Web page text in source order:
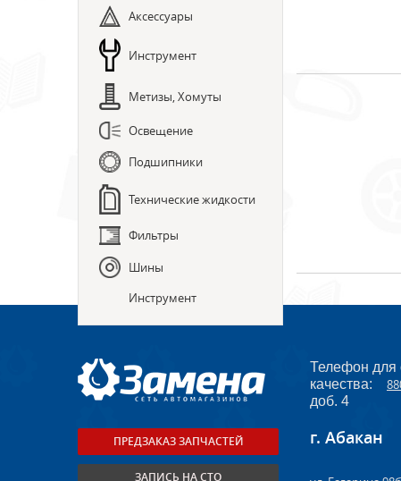
Аксессуары
Инструмент
Метизы, Хомуты
Освещение
Подшипники
Технические жидкости
Фильтры
Шины
Инструмент
ПРЕДЗАКАЗ ЗАПЧАСТЕЙ
ЗАПИСЬ НА СТО
Телефон для
качества:
доб. 4
г. Абакан